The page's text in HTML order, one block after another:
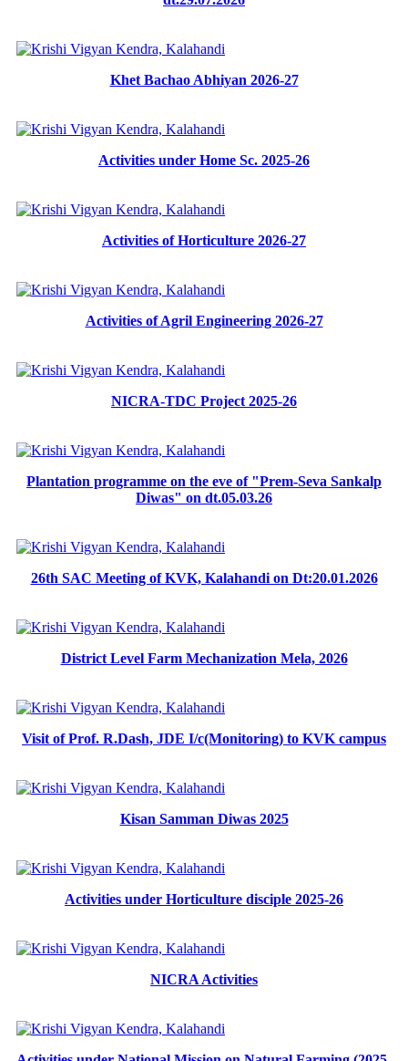
Khet Bachao Abhiyan 2026-27
Activities under Home Sc. 2025-26
Activities of Horticulture 2026-27
Activities of Agril Engineering 2026-27
NICRA-TDC Project 2025-26
Plantation programme on the eve of "Prem-Seva Sankalp
Diwas" on dt.05.03.26
26th SAC Meeting of KVK, Kalahandi on Dt:20.01.2026
District Level Farm Mechanization Mela, 2026
Visit of Prof. R.Dash, JDE I/c(Monitoring) to KVK campus
Kisan Samman Diwas 2025
Activities under Horticulture disciple 2025-26
NICRA Activities